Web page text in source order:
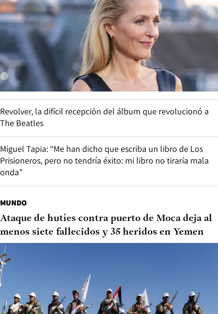
Revolver, la difícil recepción del álbum que revolucionó a
The Beatles
Miguel Tapia: “Me han dicho que escriba un libro de Los
Prisioneros, pero no tendría éxito: mi libro no tiraría mala
onda”
MUNDO
Ataque de hutíes contra puerto de Moca deja al
menos siete fallecidos y 35 heridos en Yemen